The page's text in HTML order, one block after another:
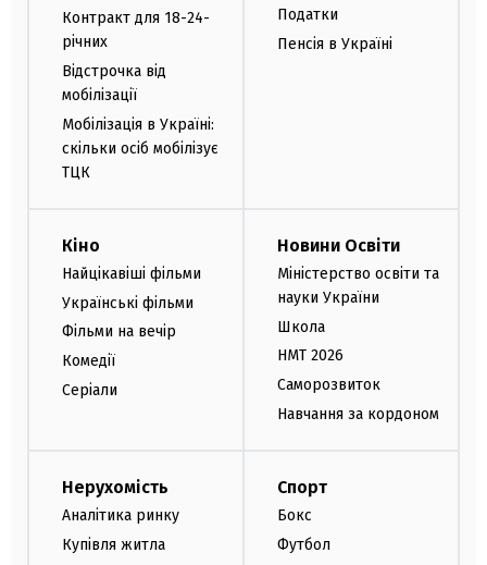
Контракт для 18-24-
річних
Відстрочка від
мобілізації
Мобілізація в Україні:
скільки осіб мобілізує
ТЦК
Податки
Пенсія в Україні
Кіно
Найцікавіші фільми
Українські фільми
Фільми на вечір
Комедії
Серіали
Новини Освіти
Міністерство освіти та
науки України
Школа
НМТ 2026
Саморозвиток
Навчання за кордоном
Нерухомість
Аналітика ринку
Купівля житла
Спорт
Бокс
Футбол